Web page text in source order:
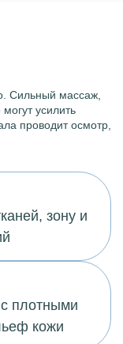
Сильный массаж,
усилить
проводит осмотр,
зону и
плотными
кожи